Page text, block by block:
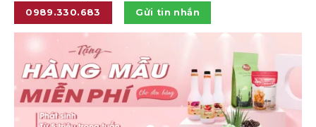
0989.330.683 Gửi tin nhắn